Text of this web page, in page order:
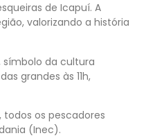
de Icapuí. A
valorizando a história
símbolo da cultura
grandes às 11h,
os pescadores
(Inec).